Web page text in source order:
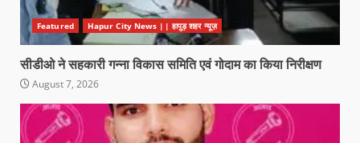
Featured Hapur City News || हापुड़ शहर न्यूज़
सीडीओ ने सहकारी गन्ना विकास समिति एवं गोदाम का किया निरीक्षण
August 7, 2026